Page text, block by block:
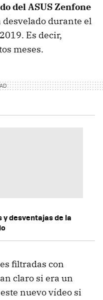
del ASUS Zenfone
desvelado durante el
Es decir,
meses.
desventajas de la
filtradas con
claro si era un
nuevo vídeo si